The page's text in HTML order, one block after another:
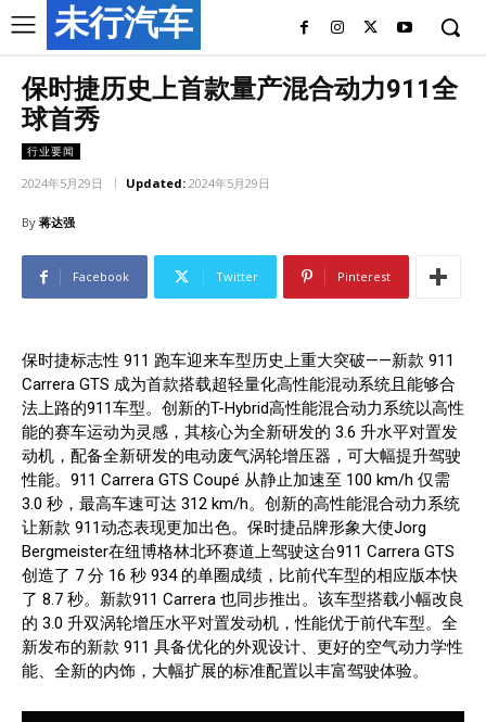
未行汽车
保时捷历史上首款量产混合动力911全
球首秀
行业要闻
2024年5月29日 Updated: 2024年5月29日
By 蒋达强
Facebook Twitter Pinterest
保时捷标志性 911 跑车迎来车型历史上重大突破——新款 911
Carrera GTS 成为首款搭载超轻量化高性能混动系统且能够合
法上路的911车型。创新的T-Hybrid高性能混合动力系统以高性
能的赛车运动为灵感，其核心为全新研发的 3.6 升水平对置发
动机，配备全新研发的电动废气涡轮增压器，可大幅提升驾驶
性能。911 Carrera GTS Coupé 从静止加速至 100 km/h 仅需
3.0 秒，最高车速可达 312 km/h。创新的高性能混合动力系统
让新款 911动态表现更加出色。保时捷品牌形象大使Jorg
Bergmeister在纽博格林北环赛道上驾驶这台911 Carrera GTS
创造了 7 分 16 秒 934 的单圈成绩，比前代车型的相应版本快
了 8.7 秒。新款911 Carrera 也同步推出。该车型搭载小幅改良
的 3.0 升双涡轮增压水平对置发动机，性能优于前代车型。全
新发布的新款 911 具备优化的外观设计、更好的空气动力学性
能、全新的内饰，大幅扩展的标准配置以丰富驾驶体验。